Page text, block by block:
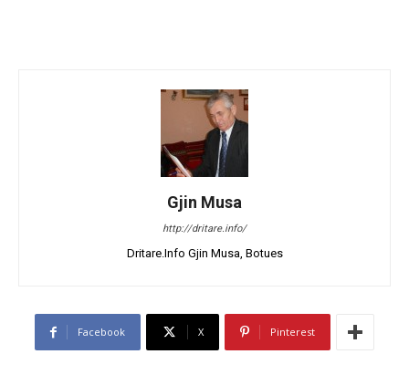
Gjin Musa
http://dritare.info/
Dritare.Info Gjin Musa, Botues
Facebook X Pinterest